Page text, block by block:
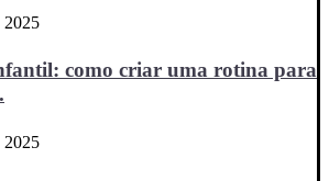
2025
como criar uma rotina para
2025